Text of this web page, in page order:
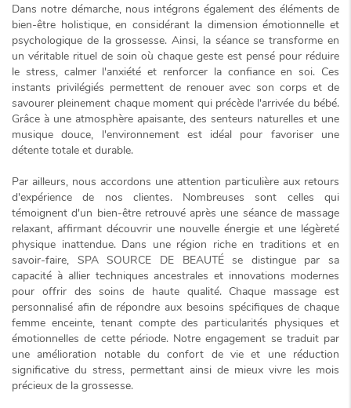
Dans notre démarche, nous intégrons également des éléments de
bien-être holistique, en considérant la dimension émotionnelle et
psychologique de la grossesse. Ainsi, la séance se transforme en
un véritable rituel de soin où chaque geste est pensé pour réduire
le stress, calmer l'anxiété et renforcer la confiance en soi. Ces
instants privilégiés permettent de renouer avec son corps et de
savourer pleinement chaque moment qui précède l'arrivée du bébé.
Grâce à une atmosphère apaisante, des senteurs naturelles et une
musique douce, l'environnement est idéal pour favoriser une
détente totale et durable.
Par ailleurs, nous accordons une attention particulière aux retours
d'expérience de nos clientes. Nombreuses sont celles qui
témoignent d'un bien-être retrouvé après une séance de massage
relaxant, affirmant découvrir une nouvelle énergie et une légèreté
physique inattendue. Dans une région riche en traditions et en
savoir-faire, SPA SOURCE DE BEAUTÉ se distingue par sa
capacité à allier techniques ancestrales et innovations modernes
pour offrir des soins de haute qualité. Chaque massage est
personnalisé afin de répondre aux besoins spécifiques de chaque
femme enceinte, tenant compte des particularités physiques et
émotionnelles de cette période. Notre engagement se traduit par
une amélioration notable du confort de vie et une réduction
significative du stress, permettant ainsi de mieux vivre les mois
précieux de la grossesse.